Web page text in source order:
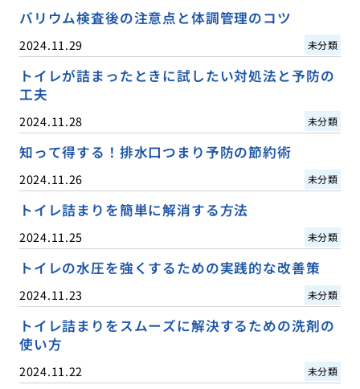
バリウム検査後の注意点と体調管理のコツ
2024.11.29 未分類
トイレが詰まったときに試したい対処法と予防の
工夫
2024.11.28 未分類
知って得する！排水口つまり予防の節約術
2024.11.26 未分類
トイレ詰まりを簡単に解消する方法
2024.11.25 未分類
トイレの水圧を強くするための実践的な改善策
2024.11.23 未分類
トイレ詰まりをスムーズに解決するための洗剤の
使い方
2024.11.22 未分類